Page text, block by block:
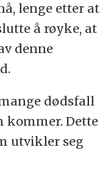
lenge etter at
å røyke, at
denne
dødsfall
kommer. Dette
utvikler seg